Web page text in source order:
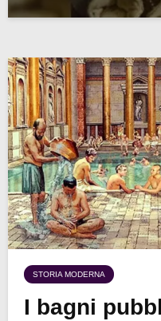
STORIA MODERNA
I bagni